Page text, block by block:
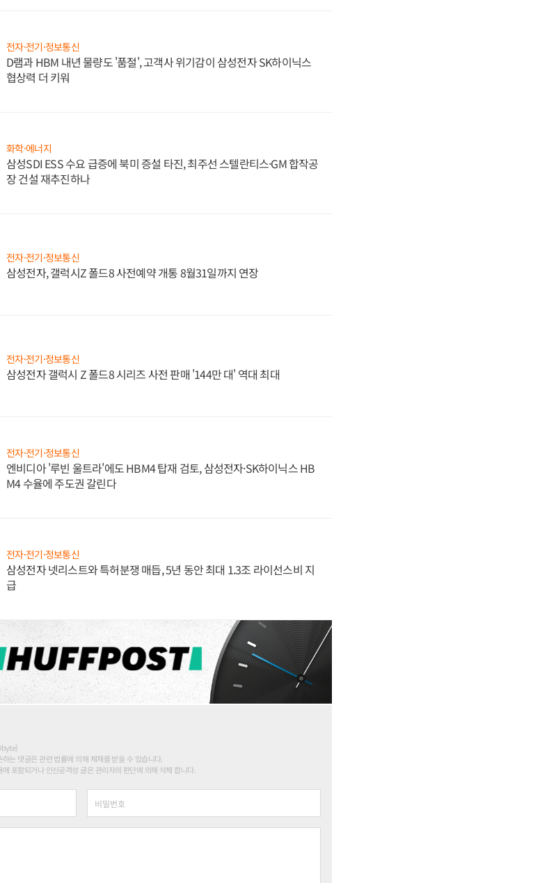
전자·전기·정보통신
D램과 HBM 내년 물량도 '품절', 고객사 위기감이 삼성전자 SK하이닉스
협상력 더 키워
화학·에너지
삼성SDI ESS 수요 급증에 북미 증설 타진, 최주선 스텔란티스·GM 합작공
장 건설 재추진하나
전자·전기·정보통신
삼성전자, 갤럭시Z 폴드8 사전예약 개통 8월31일까지 연장
전자·전기·정보통신
삼성전자 갤럭시 Z 폴드8 시리즈 사전 판매 '144만 대' 역대 최대
전자·전기·정보통신
엔비디아 '루빈 울트라'에도 HBM4 탑재 검토, 삼성전자·SK하이닉스 HB
M4 수율에 주도권 갈린다
전자·전기·정보통신
삼성전자 넷리스트와 특허분쟁 매듭, 5년 동안 최대 1.3조 라이선스비 지
급
는 댓글은 관련 법률에 의해 제재를 받을 수 있습니다.
포함되거나 인신공격성 글은 관리자의 판단에 의해 삭제 합니다.